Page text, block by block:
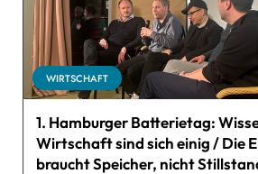
WIRTSCHAFT
1. Hamburger Batterietag:
Wirtschaft sind sich einig / Die
braucht Speicher, nicht